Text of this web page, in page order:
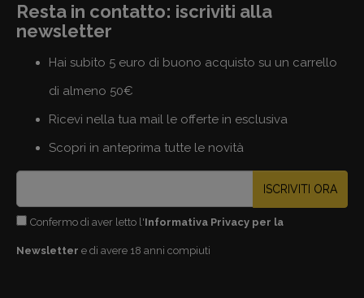
Resta in contatto: iscriviti alla
newsletter
Hai subito 5 euro di buono acquisto su un carrello
di almeno 50€
Ricevi nella tua mail le offerte in esclusiva
Scopri in anteprima tutte le novità
ISCRIVITI ORA
Confermo di aver letto l'Informativa Privacy per la
Newsletter e di avere 18 anni compiuti